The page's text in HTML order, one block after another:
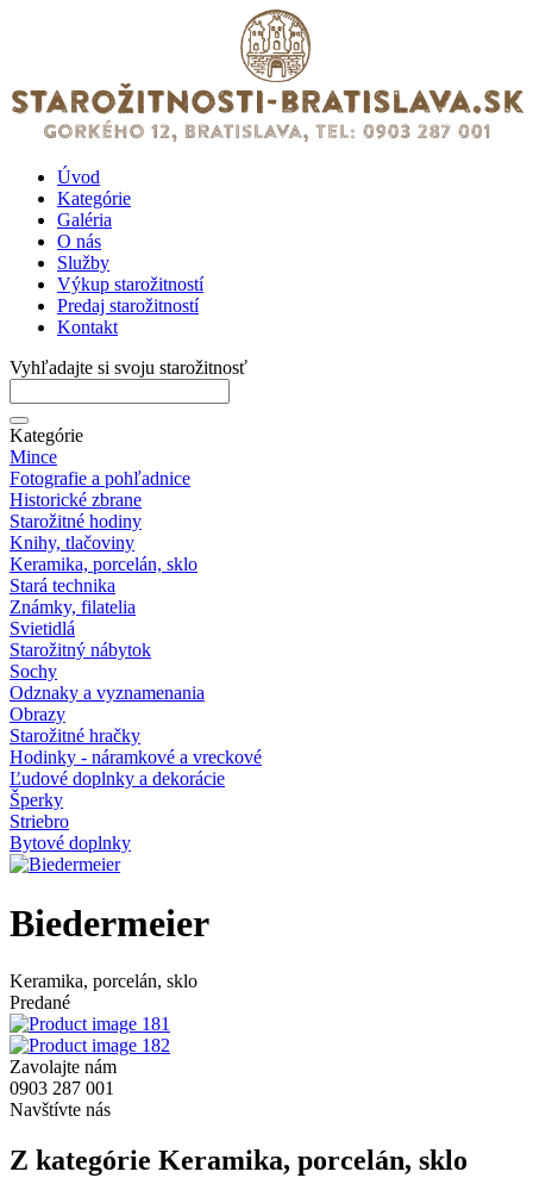
Úvod
Kategórie
Galéria
O nás
Služby
Výkup starožitností
Predaj starožitností
Kontakt
Vyhľadajte si svoju starožitnosť
Kategórie
Mince
Fotografie a pohľadnice
Historické zbrane
Starožitné hodiny
Knihy, tlačoviny
Keramika, porcelán, sklo
Stará technika
Známky, filatelia
Svietidlá
Starožitný nábytok
Sochy
Odznaky a vyznamenania
Obrazy
Starožitné hračky
Hodinky - náramkové a vreckové
Ľudové doplnky a dekorácie
Šperky
Striebro
Bytové doplnky
Biedermeier
Keramika, porcelán, sklo
Predané
Zavolajte nám
0903 287 001
Navštívte nás
Z kategórie Keramika, porcelán, sklo